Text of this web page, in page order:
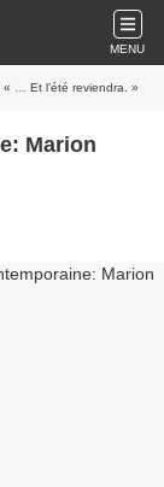
MENU
… Et l’été reviendra. »
Marion